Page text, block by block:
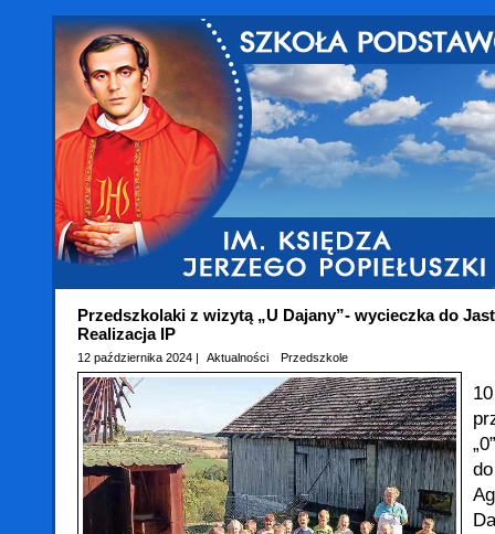
Przedszkolaki z wizytą „U Dajany”- wycieczka do
Realizacja IP
12 października 2024 | Aktualności Przedszkole